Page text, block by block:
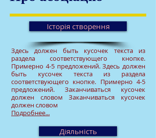
Історія створення
Здесь должен быть кусочек текста из
раздела соответствующего кнопке.
Примерно 4-5 предложений. Здесь должен
быть кусочек текста из раздела
соответствующего кнопке. Примерно 4-5
предложений. Заканчиваться кусочек
должен словом Заканчиваться кусочек
должен словом
Подробнее...
Діяльність